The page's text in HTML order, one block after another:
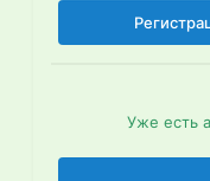
Уже есть